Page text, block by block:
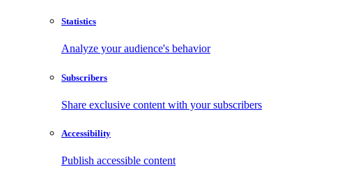
Statistics
Analyze your audience's behavior
Subscribers
Share exclusive content with your subscribers
Accessibility
Publish accessible content